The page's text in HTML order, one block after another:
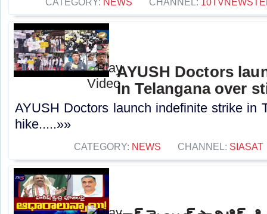
AYUSH Doctors
in Telangana over
AYUSH Doctors launch indefinite strike in
hike.....»»
CATEGORY: NEWS CHANNEL: SIASAT